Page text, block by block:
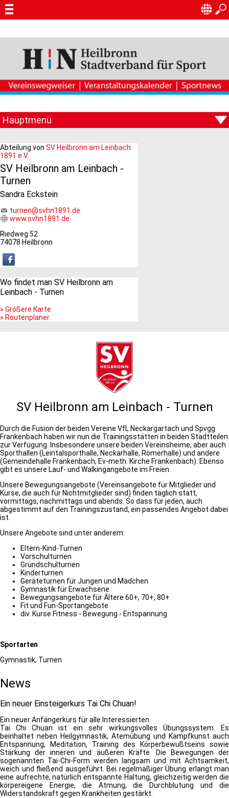
Abteilung von SV Heilbronn am Leinbach
1891 e.V.
SV Heilbronn am Leinbach -
Turnen
Sandra Eckstein
turnen@svhn1891.de
www.svhn1891.de
Riedweg 52
74078 Heilbronn
Wo findet man SV Heilbronn am
Leinbach - Turnen
» Größere Karte
» Routenplaner
SV Heilbronn am Leinbach - Turnen
Durch die Fusion der beiden Vereine VfL Neckargartach und Spvgg
Frankenbach haben wir nun die Trainingsstätten in beiden Stadtteilen
zur Verfügung. Insbesondere unsere beiden Vereinsheime, aber auch
Sporthallen (Leintalsporthalle, Neckarhalle, Römerhalle) und andere
(Gemeindehalle Frankenbach, Ev-meth. Kirche Frankenbach). Ebenso
gibt es unsere Lauf- und Walkingangebote im Freien.
Unsere Bewegungsangebote (Vereinsangebote für Mitglieder und
Kurse, die auch für Nichtmitglieder sind) finden täglich statt,
vormittags, nachmittags und abends. So dass für jeden, auch
abgestimmt auf den Trainingszustand, ein passendes Angebot dabei
ist.
Unsere Angebote sind unter anderem:
Eltern-Kind-Turnen
Vorschulturnen
Grundschulturnen
Kinderturnen
Geräteturnen für Jungen und Mädchen
Gymnastik für Erwachsene
Bewegungsangebote für Ältere 60+, 70+, 80+
Fit und Fun-Sportangebote
div. Kurse Fitness - Bewegung - Entspannung
Sportarten
Gymnastik, Turnen
News
Ein neuer Einsteigerkurs Tai Chi Chuan!
Ein neuer Anfängerkurs für alle Interessierten.
Tai Chi Chuan ist ein sehr wirkungsvolles Übungssystem. Es
beinhaltet neben Heilgymnastik, Atemübung und Kampfkunst auch
Entspannung, Meditation, Training des Körperbewußtseins sowie
Stärkung der inneren und äußeren Kräfte. Die Bewegungen der
sogenannten Tai-Chi-Form werden langsam und mit Achtsamkeit,
weich und fließend ausgeführt. Bei regelmäßiger Übung erlangt man
eine aufrechte, natürlich entspannte Haltung, gleichzeitig werden die
körpereigene Energie, die Atmung, die Durchblutung und die
Widerstandskraft gegen Krankheiten gestärkt.